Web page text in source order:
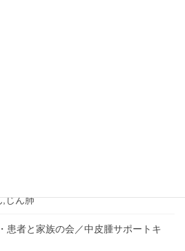
,じん肺
患者と家族の会／中皮腫サポートキ